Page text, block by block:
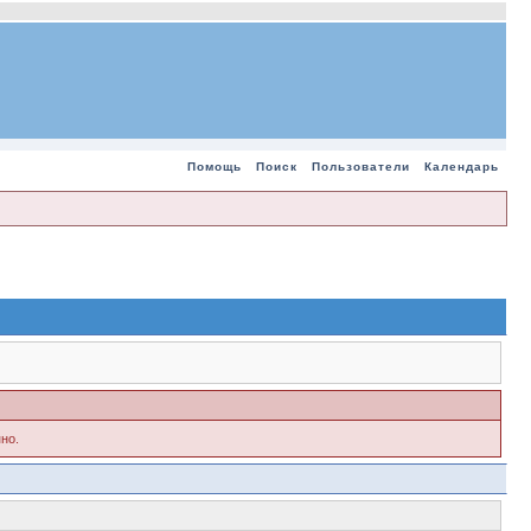
Помощь Поиск Пользователи Календарь